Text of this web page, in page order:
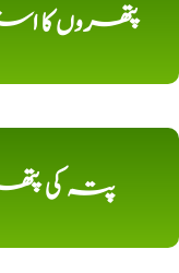
پتھروں کا
پتہ کی